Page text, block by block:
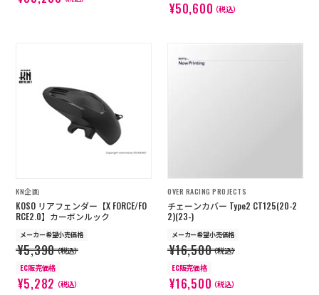
¥50,600（税込）
KN企画
KOSO リアフェンダー【X FORCE/FO
RCE2.0】カーボンルック
メーカー希望小売価格
¥5,390（税込）
EC販売価格
¥5,282（税込）
OVER RACING PROJECTS
チェーンカバー Type2 CT125(20-2
2)(23-)
メーカー希望小売価格
¥16,500（税込）
EC販売価格
¥16,500（税込）